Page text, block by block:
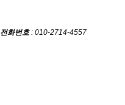
전화번호: 010-2714-4557